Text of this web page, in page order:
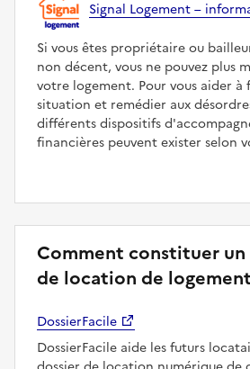
Signal Logement –
Si vous êtes propriétaire ou
non décent, vous ne pouvez plus
votre logement. Pour vous aider
situation et remédier aux
différents dispositifs
financières peuvent exister selon
Comment constituer
de location de
DossierFacile
DossierFacile aide les futurs